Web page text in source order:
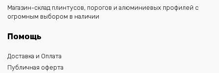
Магазин-склад плинтусов, порогов и алюминиевых профилей с
огромным выбором в наличии
Помощь
Доставка и Оплата
Публичная оферта